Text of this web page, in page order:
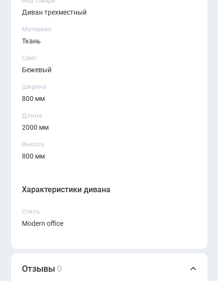
Диван трехместный
Материал
Ткань
Цвет
Бежевый
Ширина
800 мм
Длина
2000 мм
Высота
800 мм
Характеристики дивана
Стиль
Modern office
Отзывы 0